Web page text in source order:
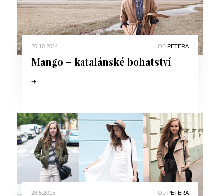
20.10.2014 OD PETERA
Mango – katalánské bohatství
28.5.2015 OD PETERA